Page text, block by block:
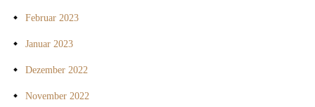
Februar 2023
Januar 2023
Dezember 2022
November 2022